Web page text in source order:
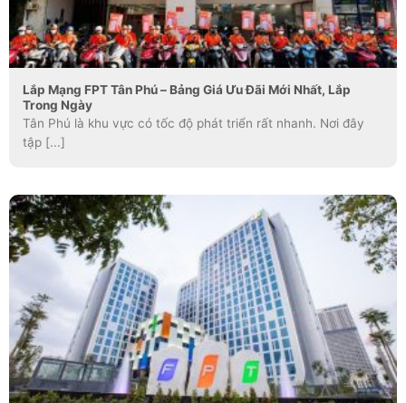
Lắp Mạng FPT Tân Phú – Bảng Giá Ưu Đãi Mới Nhất, Lắp
Trong Ngày
Tân Phú là khu vực có tốc độ phát triển rất nhanh. Nơi đây
tập [...]